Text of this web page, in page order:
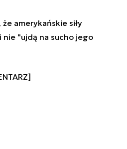
amerykańskie siły
nie "ujdą na sucho jego